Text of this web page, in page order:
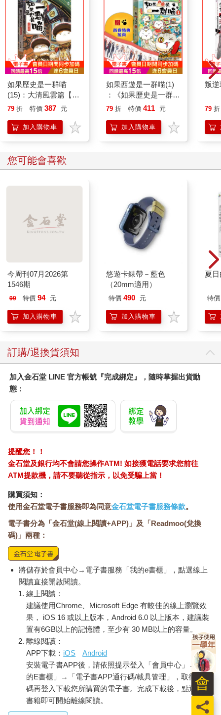
如果歷史是一群喵
(15)：大清風雲篇【萌
貓漫畫學歷史】
79 折 特價 387 元
加入購物車
如果西遊是一群喵(1)
：《如果歷史是一群
喵》作者最新力作，附
79 折 特價 411 元
加入購物車
叛逆
79 折
您可能會喜歡
今周刊07月2026第
1546期
99 特價 94 元
加入購物車
悠遊卡錶帶－藍色
（20mm適用）
特價 490 元
加入購物車
夏
特價
訂購/退換貨須知
加入金石堂 LINE 官方帳號『完成綁定』，隨時掌握出貨動
態：
提醒您！！
金石堂及銀行均不會請您操作ATM! 如接獲電話要求您前往
ATM提款機，請不要聽從指示，以免受騙上當！
購買須知：
使用金石堂電子書服務即為同意金石堂電子書服務條款。
電子書分為「金石堂(線上閱讀+APP)」及「Readmoo(兌換
碼)」兩種：
將儲存於會員中心→電子書服務「我的e書櫃」，點選線上
閱讀直接開啟閱讀。
線上閱讀：
建議使用Chrome、Microsoft Edge 有較佳的線上瀏覽效
果， iOS 16 或以上版本，Android 6.0 以上版本，建議裝
置有6GB以上的記憶體，至少有 30 MB以上的容量。
離線閱讀：
APP下載： iOS
Android
安裝電子書APP後，請依照提示登入「會員中心」→「我
的E書櫃」→「電子書APP通行碼/載具管理」，取得通行
碼再登入下載您所購買的電子書。完成下載後，點選任一
書籍即可開始離線閱讀。
員
會